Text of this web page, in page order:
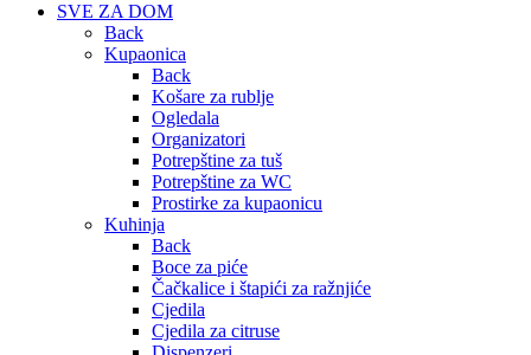
SVE ZA DOM
Back
Kupaonica
Back
Košare za rublje
Ogledala
Organizatori
Potrepštine za tuš
Potrepštine za WC
Prostirke za kupaonicu
Kuhinja
Back
Boce za piće
Čačkalice i štapići za ražnjiće
Cjedila
Cjedila za citruse